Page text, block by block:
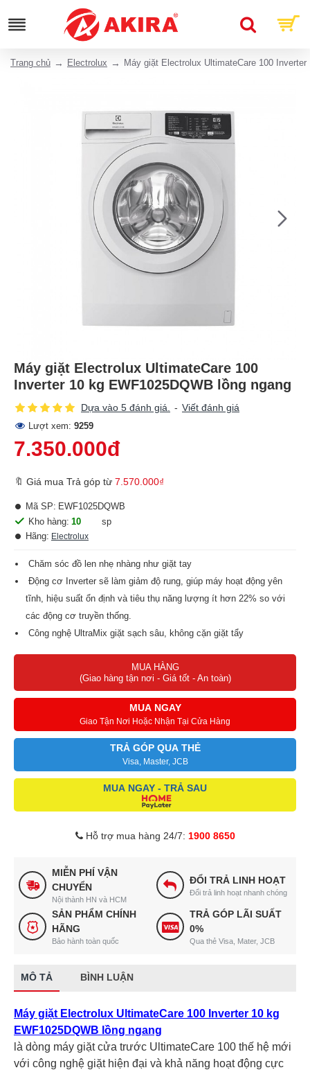
Trang chủ Electrolux Máy giặt Electrolux UltimateCare 100
Máy giặt Electrolux UltimateCare 100
Inverter 10 kg EWF1025DQWB lồng ngang
Dựa vào 5 đánh giá. - Viết đánh giá
Lượt xem: 9259
7.350.000đ
🔖 Giá mua Trả góp từ 7.570.000₫
Kho hàng: 10
sp
Hãng: Electrolux
Mã SP: EWF1025DQWB
Chăm sóc đồ len nhẹ nhàng như giặt tay
Động cơ Inverter sẽ làm giảm độ rung, giúp máy hoạt động yên
tĩnh, hiệu suất ổn định và tiêu thụ năng lượng ít hơn 22% so với
các động cơ truyền thống.
Công nghệ UltraMix giặt sạch sâu, không cặn giặt tẩy
Chương trình này giặt chỉ hết chưa đầy 15 phút, sẽ phù hợp với
quần áo ít bẩn và lượng đồ giặt ít.
Máy giặt có chức năng AddClothes cho phép bạn tạm dừng quá
trình giặt để thêm đồ bị quên tối đa 15 phút sau khi chu trình bắt
đầu để tránh bị bỏ sót.
MUA HÀNG
(Giao hàng tận nơi - Giá tốt - An toàn)
MUA NGAY
Giao Tận Nơi Hoặc Nhận Tại Cửa Hàng
TRẢ GÓP QUA THẺ
Visa, Master, JCB
MUA NGAY - TRẢ SAU
Hỗ trợ mua hàng 24/7: 1900 8650
MIỄN PHÍ VẬN
CHUYỂN
Nội thành HN và HCM
ĐỔI TRẢ LINH HOẠT
Đổi trả linh hoạt nhanh chóng
SẢN PHẨM CHÍNH
HÃNG
Bảo hành toàn quốc
TRẢ GÓP LÃI SUẤT
0%
Qua thẻ Visa, Mater, JCB
MÔ TẢ BÌNH LUẬN
Máy giặt Electrolux UltimateCare 100 Inverter 10 kg
EWF1025DQWB lồng ngang
là dòng máy giặt cửa trước UltimateCare 100 thế hệ mới
với công nghệ giặt hiện đại và khả năng hoạt động cực